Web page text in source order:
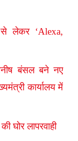
लेकर ‘Alexa,
बंसल बने नए
कार्यालय में
घोर लापरवाही